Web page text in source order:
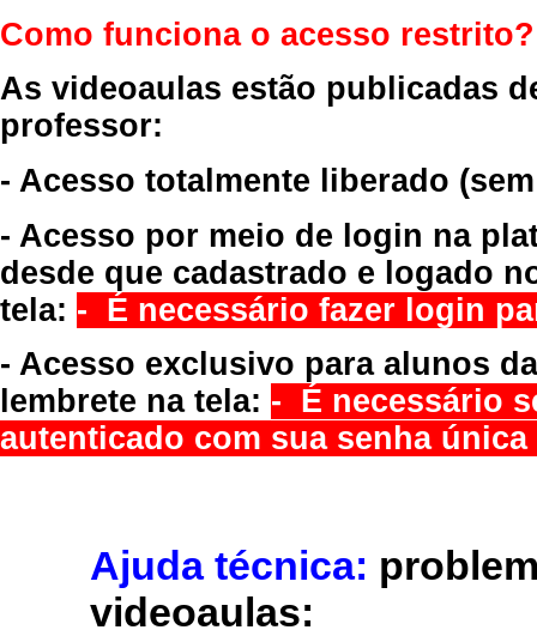
Como funciona o acesso restrito?
As videoaulas estão publicadas
professor:
- Acesso totalmente liberado
- Acesso por meio de login na
desde que cadastrado e logado
tela: - É necessário fazer login
- Acesso exclusivo para alunos
lembrete na tela: - É necessário
autenticado com sua senha
Ajuda técnica:
videoaulas: